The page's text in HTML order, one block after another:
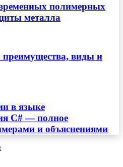
полимерных
металла
преимущества, виды и
в языке
C# — полное
и объяснениями